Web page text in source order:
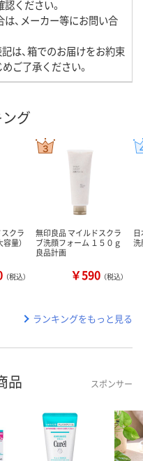
ください。
、メーカー等にお問い合
記は、箱でのお届けをお約束
ご了承ください。
グ
クラ
量）
（税込）
無印良品 マイルドスクラ
ブ洗顔フォーム １５０ｇ
良品計画
￥590 （税込）
洗
ランキングをもっと見る
品 スポンサー